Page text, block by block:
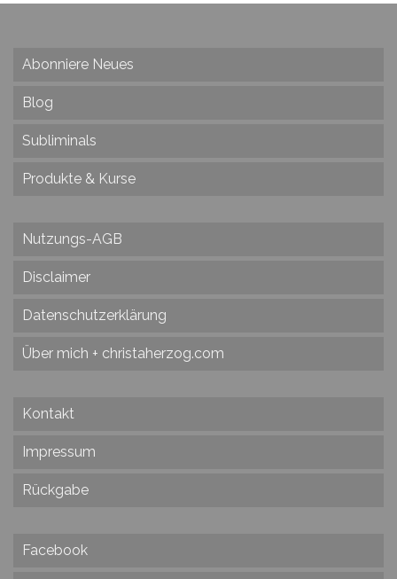
Abonniere Neues
Blog
Subliminals
Produkte & Kurse
Nutzungs-AGB
Disclaimer
Datenschutzerklärung
Über mich + christaherzog.com
Kontakt
Impressum
Rückgabe
Facebook